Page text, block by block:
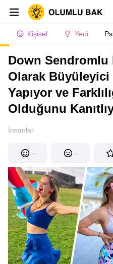
Kişisel Yeni
Down Sendromlu
Olarak
Yapıyor ve
Olduğunu
İnsanlar
- -